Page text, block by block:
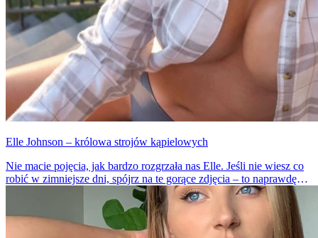
Elle Johnson – królowa strojów kąpielowych
Nie macie pojęcia, jak bardzo rozgrzała nas Elle. Jeśli nie wiesz co
robić w zimniejsze dni, spójrz na te gorące zdjęcia – to naprawdę
działa. Dziewczyna jest niezwykle atrakcyjna i seksowna.